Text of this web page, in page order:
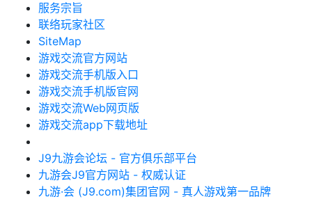
服务宗旨
联络玩家社区
SiteMap
游戏交流官方网站
游戏交流手机版入口
游戏交流手机版官网
游戏交流Web网页版
游戏交流app下载地址
J9九游会论坛 - 官方俱乐部平台
九游会J9官方网站 - 权威认证
九游·会 (J9.com)集团官网 - 真人游戏第一品牌